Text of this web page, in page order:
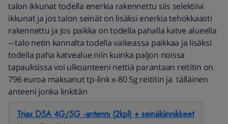
talon ikkunat todella enerkia rakennettu siis selektiivi
ikkunat ja jos talon seinät on lisäksi enerkia tehokkaasti
rakennettu ja jos paikka on todella pahalla katve alueella
--talo netin kannalta todella vaikeassa paikkaa ja lisäksi
todella paha katvealue niin kuinka paljon noissa
tapauksissa voi ulkoanteeni nettiä parantaan reititin on
796 euroa maksanut tp-link x-80 5g reititin ja tälläinen
anteeni jonka linkitän
Triax D5A 4G/5G -antenni (2kpl) + seinäkiinnikkeet